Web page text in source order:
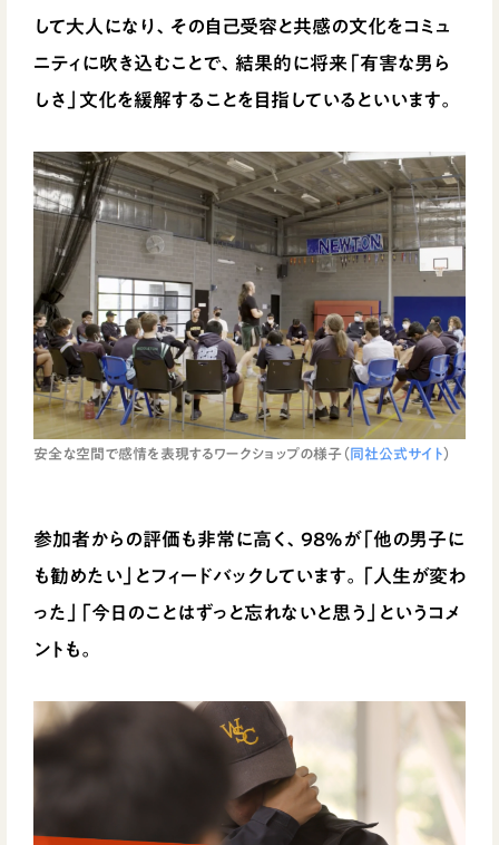
して大人になり、その自己受容と共感の文化をコミュ
ニティに吹き込むことで、結果的に将来「有害な男ら
しさ」文化を緩解することを目指しているといいます。
安全な空間で感情を表現するワークショップの様子（同社公式サイト）
参加者からの評価も非常に高く、98％が「他の男子に
も勧めたい」とフィードバックしています。「人生が変わ
った」「今日のことはずっと忘れないと思う」というコメ
ントも。